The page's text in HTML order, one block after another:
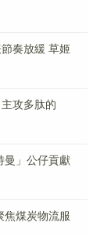
奏放緩 草姬
攻多肽的
曼」公仔貢獻
焦煤炭物流服